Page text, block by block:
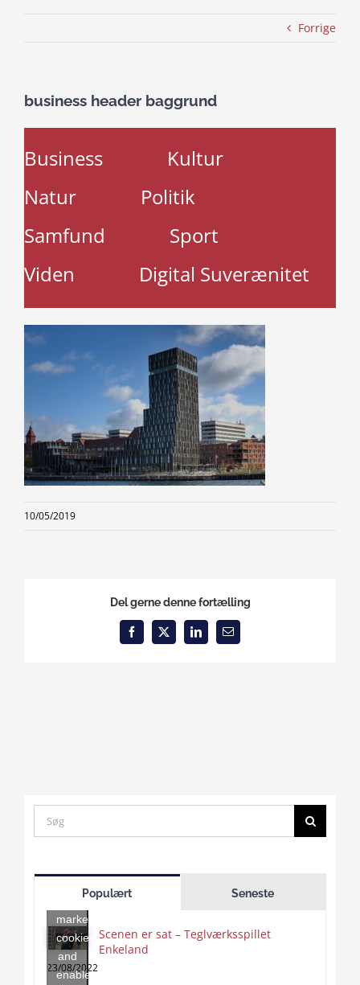
Forrige
business header baggrund
Business
Kultur
Natur
Politik
Samfund
Sport
Viden
Digital Suverænitet
10/05/2019
Del gerne denne fortælling
Facebook
X LinkedInEmail
Search
for:
Populært Seneste
accept
marketing
cookies
and
enable
Scenen er sat – Teglværksspillet
Enkeland
23/08/2022
Click
to